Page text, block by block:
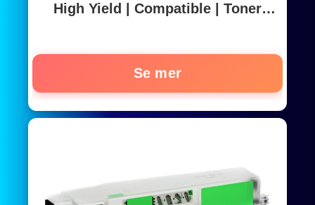
High Yield | Compatible | Toner
Se mer